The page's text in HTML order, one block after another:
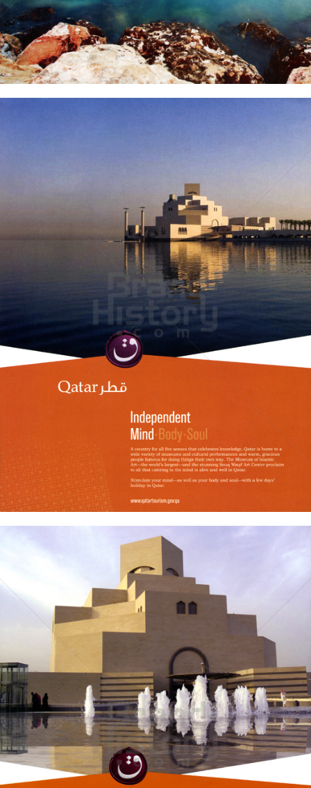
Bild-ID: 60664
Qatar Tourism Qatar Tourism Authority 2009
Qatar Tourism Qatar Tourism Authority 2009